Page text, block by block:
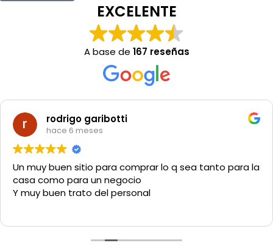
EXCELENTE
A base de 167 reseñas
rodrigo garibotti
hace 6 meses
Un muy buen sitio para comprar lo q sea tanto para la
casa como para un negocio
Y muy buen trato del personal